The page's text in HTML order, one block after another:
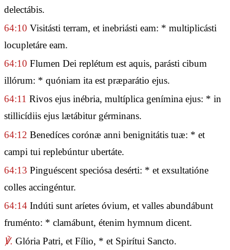
delectábis.
64:10 Visitásti terram, et inebriásti eam: * multiplicásti
locupletáre eam.
64:10 Flumen Dei replétum est aquis, parásti cibum
illórum: * quóniam ita est præparátio ejus.
64:11 Rivos ejus inébria, multíplica genímina ejus: * in
stillicídiis ejus lætábitur gérminans.
64:12 Benedíces corónæ anni benignitátis tuæ: * et
campi tui replebúntur ubertáte.
64:13 Pinguéscent speciósa desérti: * et exsultatióne
colles accingéntur.
64:14 Indúti sunt aríetes óvium, et valles abundábunt
fruménto: * clamábunt, étenim hymnum dicent.
℣. Glória Patri, et Fílio, * et Spirítui Sancto.